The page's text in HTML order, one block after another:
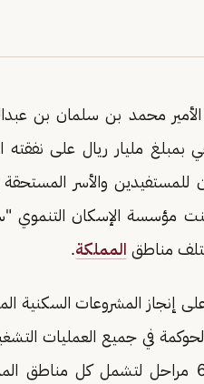
الأمير محمد بن سلمان بن
بمبلغ مليار ريال على
للمستفيدين والأسر
أعلنت مؤسسة الإسكان
مناطق المملكة.
والحوكمة في جميع العمليات
البدء الفوري في التسليم من خلال 6